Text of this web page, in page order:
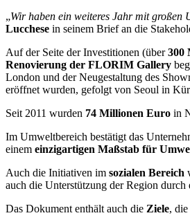
„Wir haben ein weiteres Jahr mit
Lucchese in seinem Brief an die
Auf der Seite der Investitionen (über300
Renovierung der FLORIM Gallery
London und der Neugestaltung des
eröffnet wurden, gefolgt von Seoul in
Seit 2011 wurden 74 Millionen Euro in
Im Umweltbereich bestätigt das
einem einzigartigen Maßstab für
Auch die Initiativen im sozialen Bereich
auch die Unterstützung der Region
Das Dokument enthält auch die Ziele,